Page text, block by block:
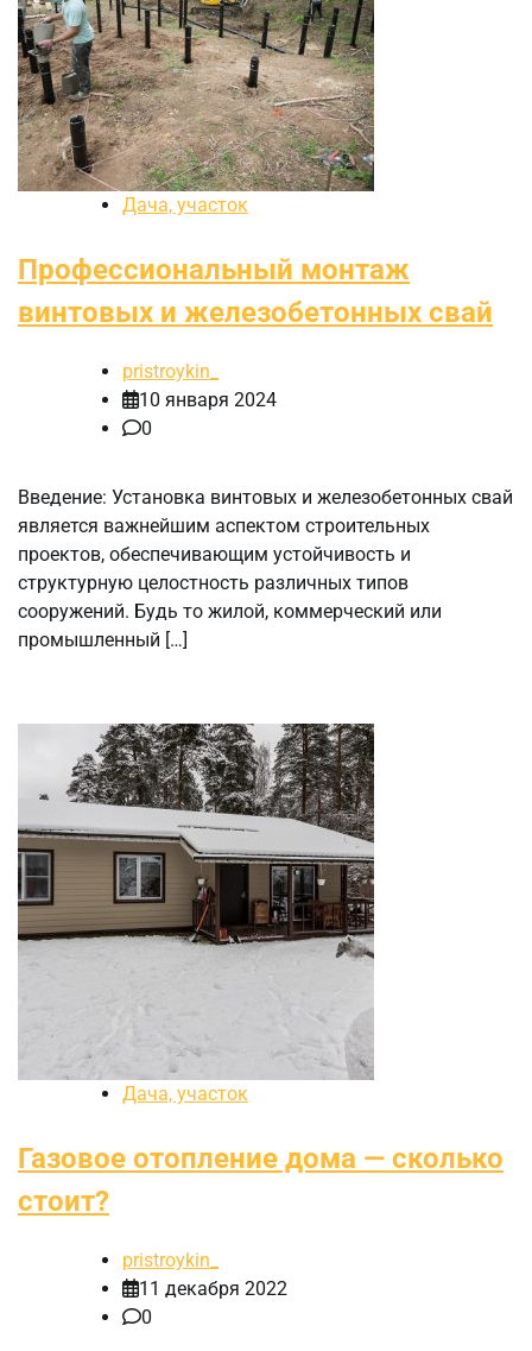
Дача, участок
Профессиональный монтаж
винтовых и железобетонных свай
pristroykin_
10 января 2024
0
Введение: Установка винтовых и железобетонных свай
является важнейшим аспектом строительных
проектов, обеспечивающим устойчивость и
структурную целостность различных типов
сооружений. Будь то жилой, коммерческий или
промышленный […]
Дача, участок
Газовое отопление дома — сколько
стоит?
pristroykin_
11 декабря 2022
0